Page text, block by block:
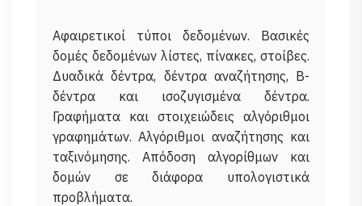
Αφαιρετικοί τύποι δεδομένων. Βασικές
δομές δεδομένων λίστες, πίνακες, στοίβες.
Δυαδικά δέντρα, δέντρα αναζήτησης, Β-
δέντρα και ισοζυγισμένα δέντρα.
Γραφήματα και στοιχειώδεις αλγόριθμοι
γραφημάτων. Αλγόριθμοι αναζήτησης και
ταξινόμησης. Απόδοση αλγορίθμων και
δομών σε διάφορα υπολογιστικά
προβλήματα.